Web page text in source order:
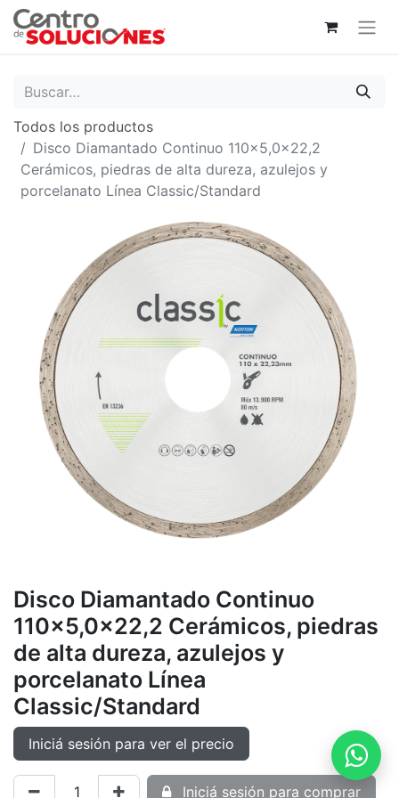
Todos los productos
Disco Diamantado Continuo 110x5,0x22,2
Cerámicos, piedras de alta dureza, azulejos y
porcelanato Línea Classic/Standard
Disco Diamantado Continuo
110x5,0x22,2 Cerámicos, piedras
de alta dureza, azulejos y
porcelanato Línea
Classic/Standard
Iniciá sesión para ver el precio
Iniciá sesión para comprar